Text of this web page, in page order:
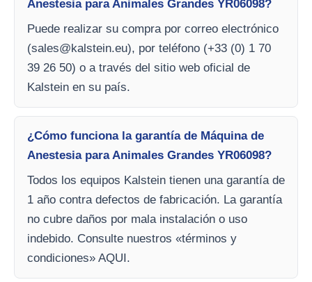
Anestesia para Animales Grandes YR06098?
Puede realizar su compra por correo electrónico
(sales@kalstein.eu), por teléfono (+33 (0) 1 70
39 26 50) o a través del sitio web oficial de
Kalstein en su país.
¿Cómo funciona la garantía de Máquina de
Anestesia para Animales Grandes YR06098?
Todos los equipos Kalstein tienen una garantía de
1 año contra defectos de fabricación. La garantía
no cubre daños por mala instalación o uso
indebido. Consulte nuestros «términos y
condiciones» AQUI.